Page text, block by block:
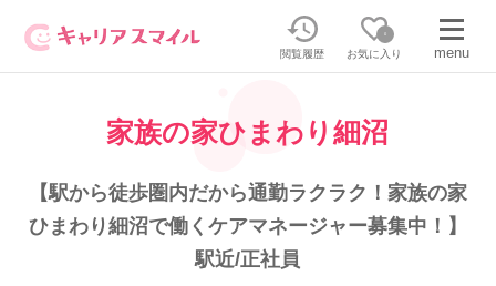
閲覧履歴
0
お気に入り menu
無料相談・お問い合わせはこちら
無料転職相談・お問い合わせの内容を
選択してください
正社員・パートの求人を探す
家族の家ひまわり細沼
【駅から徒歩圏内だから通勤ラクラク！家族の家
ひまわり細沼で働くケアマネージャー募集中！】
駅近/正社員